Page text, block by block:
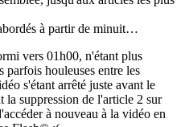
à partir de minuit…
vers 01h00, n'étant plus
parfois houleuses entre les
s'étant arrêté juste avant le
la suppression de l'article 2 sur
à nouveau à la vidéo en